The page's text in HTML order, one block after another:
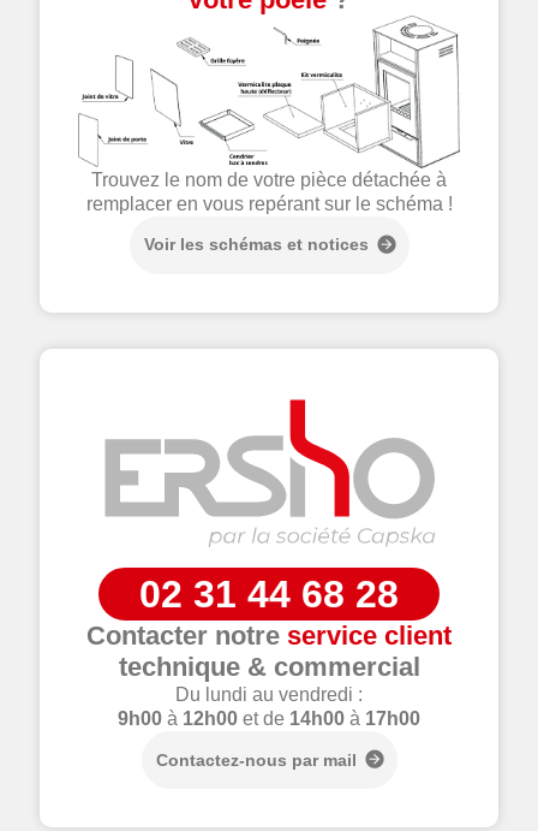
Trouvez le nom de votre pièce détachée à
remplacer en vous repérant sur le schéma !
Voir les schémas et notices
02 31 44 68 28
Contacter notre service client
technique & commercial
Du lundi au vendredi :
9h00 à 12h00 et de 14h00 à 17h00
Contactez-nous par mail